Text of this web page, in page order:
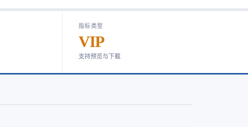
指标类型
VIP
支持预览与下载